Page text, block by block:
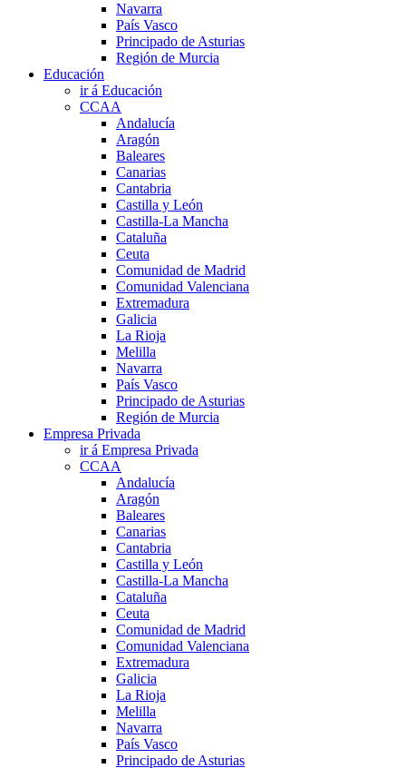
Navarra
País Vasco
Principado de Asturias
Región de Murcia
Educación
ir á Educación
CCAA
Andalucía
Aragón
Baleares
Canarias
Cantabria
Castilla y León
Castilla-La Mancha
Cataluña
Ceuta
Comunidad de Madrid
Comunidad Valenciana
Extremadura
Galicia
La Rioja
Melilla
Navarra
País Vasco
Principado de Asturias
Región de Murcia
Empresa Privada
ir á Empresa Privada
CCAA
Andalucía
Aragón
Baleares
Canarias
Cantabria
Castilla y León
Castilla-La Mancha
Cataluña
Ceuta
Comunidad de Madrid
Comunidad Valenciana
Extremadura
Galicia
La Rioja
Melilla
Navarra
País Vasco
Principado de Asturias